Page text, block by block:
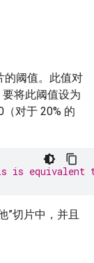
的阈值。此值对
将此阈值设为
对于 20% 的
is equivalent
”切片中，并且